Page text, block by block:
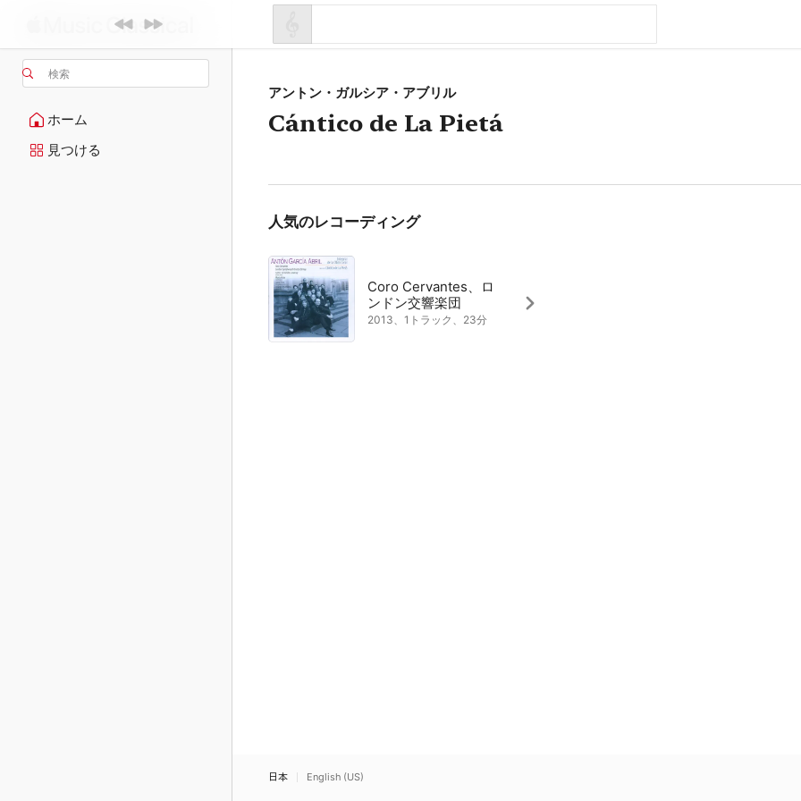
検索
ホーム
見つける
アントン・ガルシア・アブリル
Cántico de La Pietá
人気のレコーディング
Coro Cervantes、ロ
ンドン交響楽団
2013、1トラック、23分
日本 English (US)